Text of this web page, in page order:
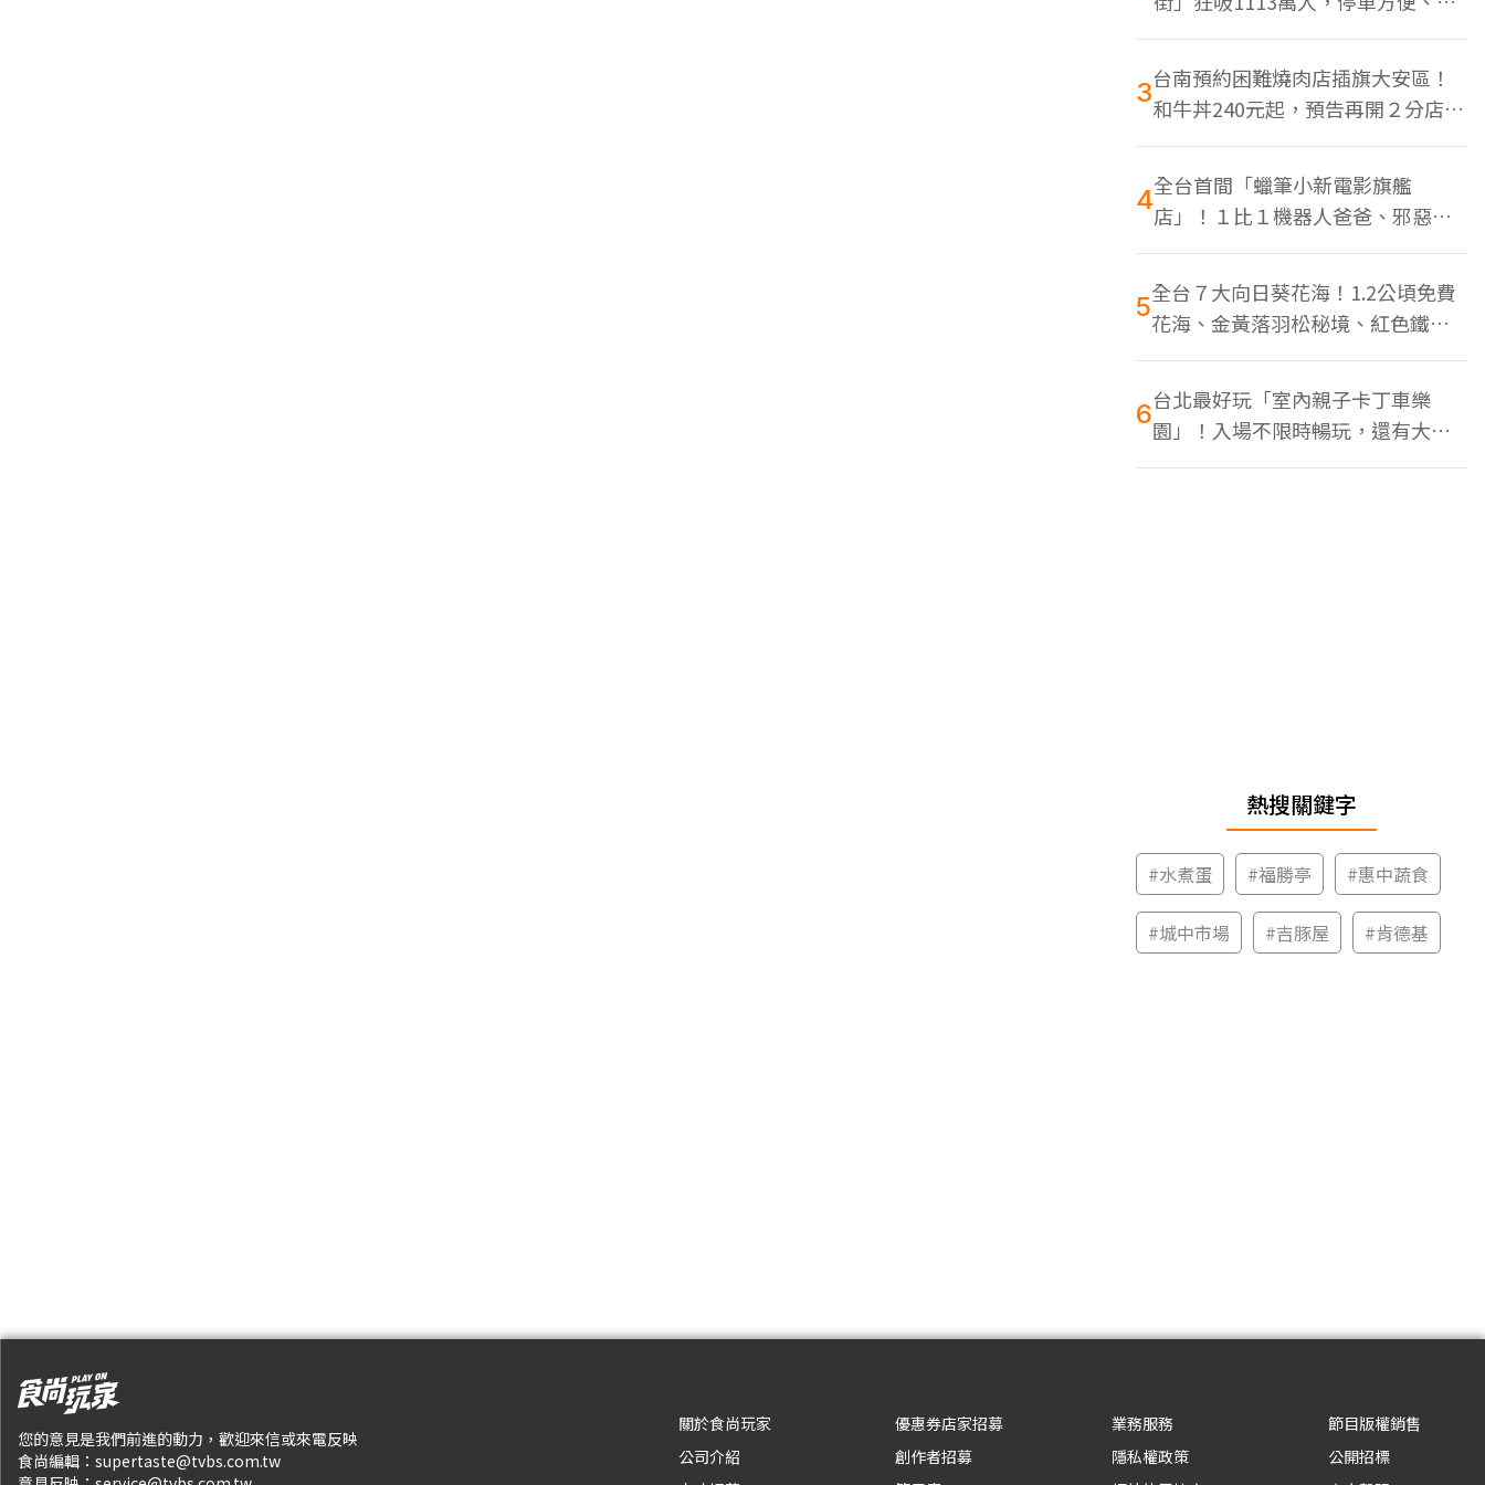
色美食多
3台南預約困難燒肉店插旗大安區！
和牛丼240元起，預告再開２分店、
地點曝光
4全台首間「蠟筆小新電影旗艦
店」！１比１機器人爸爸、邪惡正
男，百款周邊買翻
5全台７大向日葵花海！1.2公頃免費
花海、金黃落羽松秘境、紅色鐵橋
同框
6台北最好玩「室內親子卡丁車樂
園」！入場不限時暢玩，還有大螢
幕Switch遊戲區
熱搜關鍵字
#水煮蛋 #福勝亭 #惠中蔬食
#城中市場 #吉豚屋 #肯德基
您的意見是我們前進的動力，歡迎來信或來電反映
食尚編輯： supertaste@tvbs.com.tw
關於食尚玩家
公司介紹
優惠券店家招募
創作者招募
業務服務
隱私權政策
節目版權銷售
公開招標